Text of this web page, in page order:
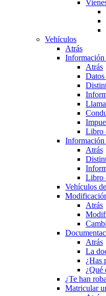
Vehículos
Atrás
Información
Atrás
Libro
Información
Atrás
Libro
Vehículos
Atrás
Atrás
La
¿Has
¿Qué
¿Te han
Matricular